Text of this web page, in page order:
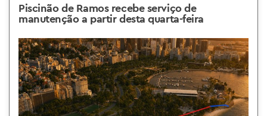
Piscinão de Ramos recebe serviço de
manutenção a partir desta quarta-feira